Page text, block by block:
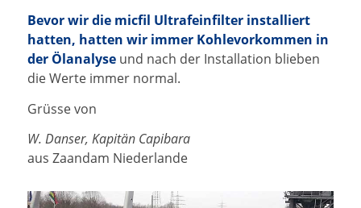
Bevor wir die micfil Ultrafeinfilter installiert
hatten, hatten wir immer Kohlevorkommen in
der Ölanalyseund nach der Installation blieben
die Werte immer normal.
Grüsse von
W. Danser, Kapitän Capibara
aus Zaandam Niederlande